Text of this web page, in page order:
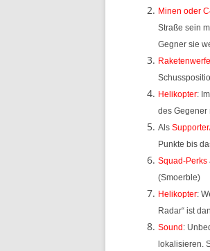
Minen oder
Straße sein
Gegner sie
Helikopter:
des Gegener
Als
Punkte bis
Squad-Perks
(Smoerble)
Helikopter:
Radar“ ist
Sound :
lokalisieren.